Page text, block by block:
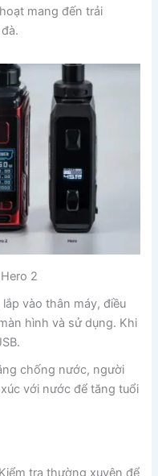
mang đến trải
2
vào thân máy, điều
hình và sử dụng. Khi
chống nước, người
với nước để tăng tuổi
tra thường xuyên để